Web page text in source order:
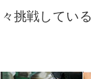
挑戦してい